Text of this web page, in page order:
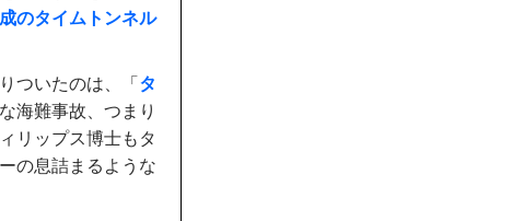
のタイムトンネル
ついたのは、「 タ
海難事故、つまり
リップス博士もタ
の息詰まるような